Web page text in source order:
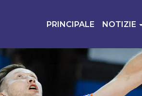
PRINCIPALE NOTIZIE